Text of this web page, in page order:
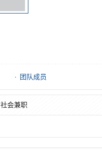
团队成员
社会兼职